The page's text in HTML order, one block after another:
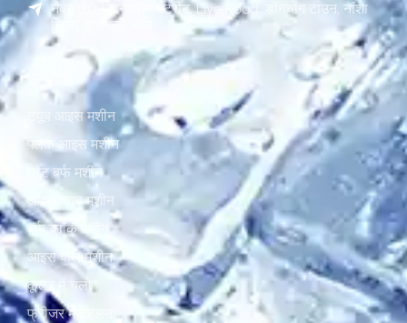
नंबर 120 क्विनलॉन्ग स्ट्रीट, Liye Road, डोंगचोंग टाउन, नांशा
जिला, गुआंगज़ौ, चीन
ट्यूब आइस मशीन
फ्लेक आइस मशीन
प्लेट बर्फ मशीन
आइस क्यूब मशीन
बर्फ ब्लॉक मशीन
आइस बॉल मशीन
कूलर में चलो
फ्रीजर में टहलना